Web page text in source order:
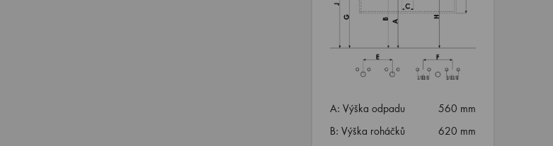
A: Výška odpadu
560 mm
B: Výška roháčků
620 mm